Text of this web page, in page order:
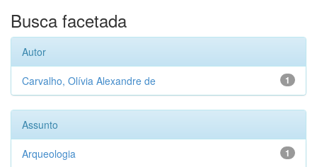
Busca facetada
Autor
1
Carvalho, Olívia Alexandre de
Assunto
1
Arqueologia